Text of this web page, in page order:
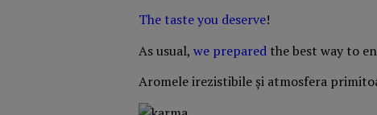
The taste you deserve!
As usual, we prepared the best way to
Aromele irezistibile și atmosfera